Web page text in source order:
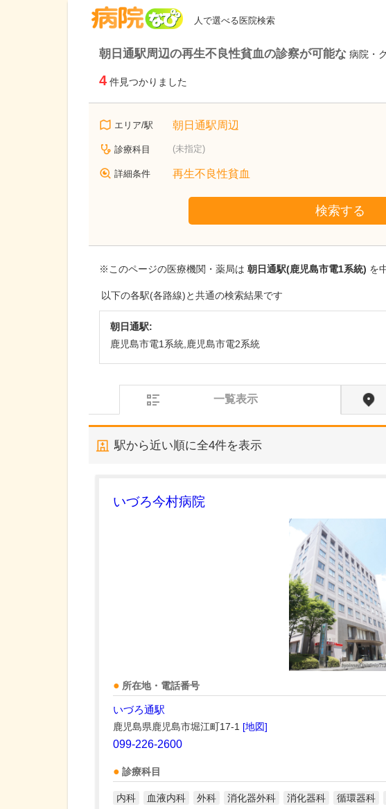
人で選べる医院検索
朝日通駅周辺の再生不良性貧血の診察が可能な 病院・
4 件見つかりました
エリア/駅 朝日通駅周辺
診療科目 (未指定)
詳細条件 再生不良性貧血
検索する
※このページの医療機関・薬局は 朝日通駅(鹿児島市電1系統) を
以下の各駅(各路線)と共通の検索結果です
朝日通駅:
鹿児島市電1系統,鹿児島市電2系統
一覧表示
駅から近い順に全4件を表示
いづろ今村病院
所在地・電話番号
いづろ通駅
鹿児島県鹿児島市堀江町17-1 [地図]
099-226-2600
診療科目
内科 血液内科 外科 消化器外科 消化器科 循環器科